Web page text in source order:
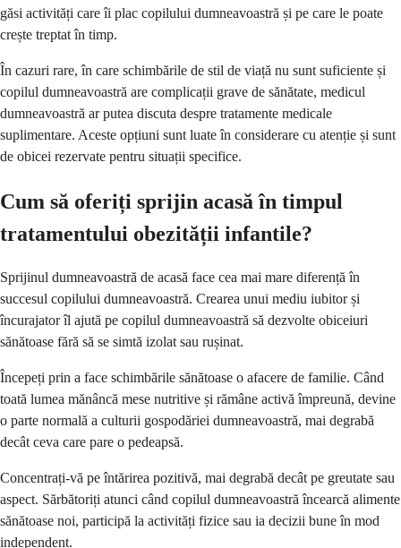
găsi activități care îi plac copilului dumneavoastră și pe care le poate
crește treptat în timp.
În cazuri rare, în care schimbările de stil de viață nu sunt suficiente și
copilul dumneavoastră are complicații grave de sănătate, medicul
dumneavoastră ar putea discuta despre tratamente medicale
suplimentare. Aceste opțiuni sunt luate în considerare cu atenție și sunt
de obicei rezervate pentru situații specifice.
Cum să oferiți sprijin acasă în timpul
tratamentului obezității infantile?
Sprijinul dumneavoastră de acasă face cea mai mare diferență în
succesul copilului dumneavoastră. Crearea unui mediu iubitor și
încurajator îl ajută pe copilul dumneavoastră să dezvolte obiceiuri
sănătoase fără să se simtă izolat sau rușinat.
Începeți prin a face schimbările sănătoase o afacere de familie. Când
toată lumea mănâncă mese nutritive și rămâne activă împreună, devine
o parte normală a culturii gospodăriei dumneavoastră, mai degrabă
decât ceva care pare o pedeapsă.
Concentrați-vă pe întărirea pozitivă, mai degrabă decât pe greutate sau
aspect. Sărbătoriți atunci când copilul dumneavoastră încearcă alimente
sănătoase noi, participă la activități fizice sau ia decizii bune în mod
independent.